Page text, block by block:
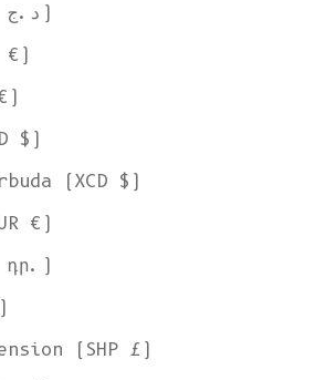
Algérie (DZD د.ج)
€)
$)
(XCD $)
€)
դր.)
(SHP £)